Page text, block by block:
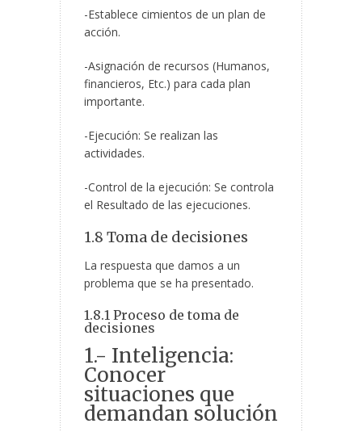
-Establece cimientos de un plan de
acción.
-Asignación de recursos (Humanos,
financieros, Etc.) para cada plan
importante.
-Ejecución: Se realizan las
actividades.
-Control de la ejecución: Se controla
el Resultado de las ejecuciones.
1.8 Toma de decisiones
La respuesta que damos a un
problema que se ha presentado.
1.8.1 Proceso de toma de
decisiones
1.- Inteligencia:
Conocer
situaciones que
demandan solución